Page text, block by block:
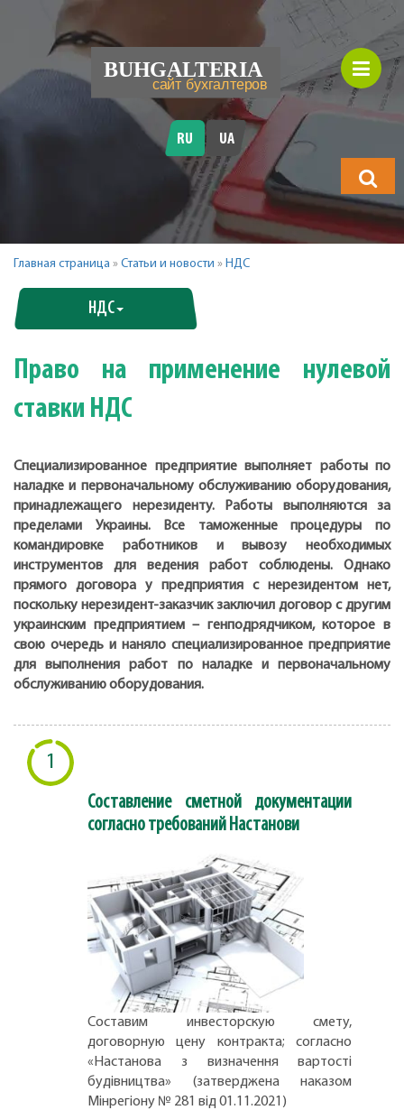
будете
искать?
RU UA
Главная страница » Статьи и новости » НДС
НДС
Право на применение нулевой
ставки НДС
Специализированное предприятие выполняет работы по
наладке и первоначальному обслуживанию оборудования,
принадлежащего нерезиденту. Работы выполняются за
пределами Украины. Все таможенные процедуры по
командировке работников и вывозу необходимых
инструментов для ведения работ соблюдены. Однако
прямого договора у предприятия с нерезидентом нет,
поскольку нерезидент-заказчик заключил договор с другим
украинским предприятием – генподрядчиком, которое в
свою очередь и наняло специализированное предприятие
для выполнения работ по наладке и первоначальному
обслуживанию оборудования.
1
Составление сметной документации
согласно требований Настанови
Составим инвесторскую смету,
договорную цену контракта; согласно
«Настанова з визначення вартості
будівництва» (затверджена наказом
Мінрегіону № 281 від 01.11.2021)